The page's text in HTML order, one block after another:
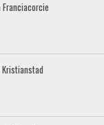
Kristianstad